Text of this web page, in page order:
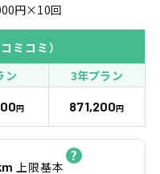
円×10回
ミコミ）
ン 3年プラン
円 871,200円
上限基本